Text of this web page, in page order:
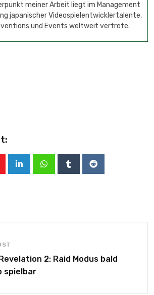
meiner Arbeit liegt im Management
japanischer Videospielentwicklertalente,
und Events weltweit vertrete.
2: Raid Modus bald
spielbar